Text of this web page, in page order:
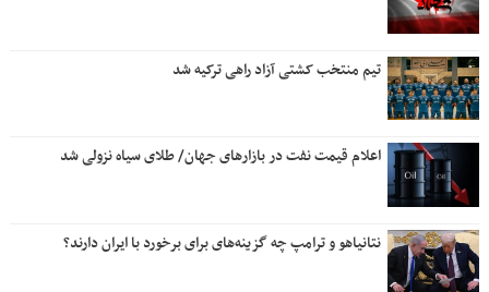
تیم منتخب کشتی آزاد راهی ترکیه شد
اعلام قیمت نفت در بازارهای جهان/ طلای سیاه نزولی شد
نتانیاهو و ترامپ چه گزینه‌های برای برخورد با ایران دارند؟